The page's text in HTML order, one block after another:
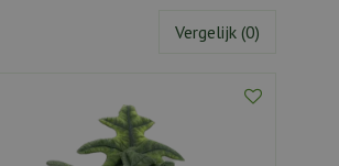
Vergelijk (0)